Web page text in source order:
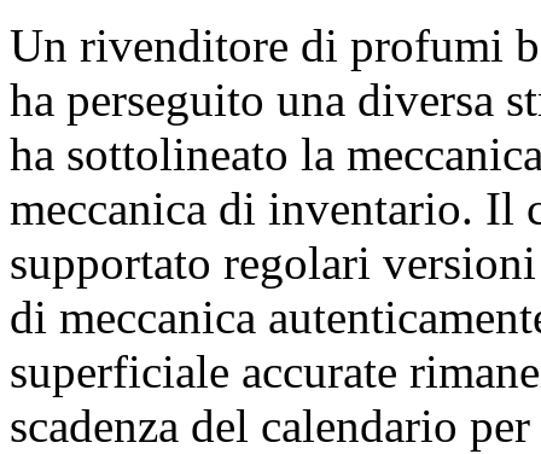
Un rivenditore di profumi
ha perseguito una diversa
ha sottolineato la
meccanica di inventario. Il
supportato regolari
di meccanica
superficiale accurate
scadenza del calendario